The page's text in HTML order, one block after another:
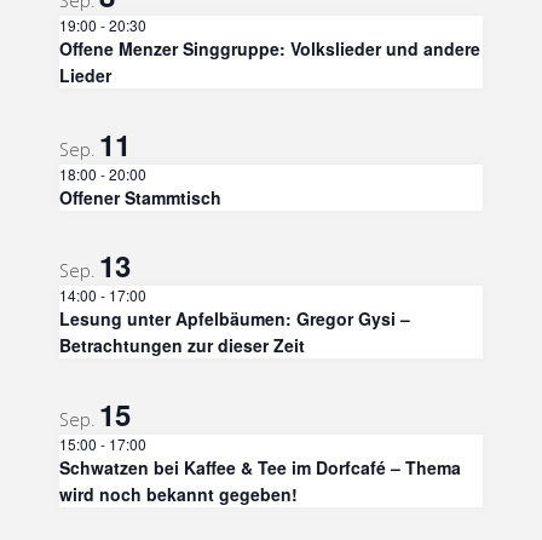
19:00 -20:30
Offene Menzer Singgruppe: Volkslieder und andere
Lieder
Sep. 11
18:00 -20:00
Offener Stammtisch
Sep. 13
14:00 - 17:00
Lesung unter Apfelbäumen: Gregor Gysi –
Betrachtungen zur dieser Zeit
Sep. 15
15:00 - 17:00
Schwatzen bei Kaffee & Tee im Dorfcafé – Thema
wird noch bekannt gegeben!